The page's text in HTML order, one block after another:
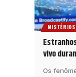
vivo
Os